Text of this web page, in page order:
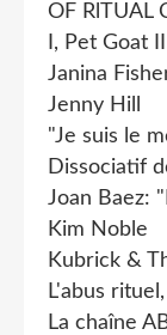
OF RlTUAL
I, Pet Goat
Janina
Jenny Hill
"Je suis le
Dissociatif
Joan Baez:
Kim Noble
Kubrick &
L'abus
La chaîne